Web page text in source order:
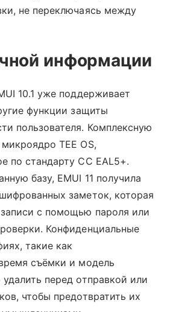
не переключаясь между
информации
10.1 уже поддерживает
функции защиты
пользователя. Комплексную
TEE OS,
по стандарту CC EAL5+.
базу, EMUI 11 получила
заметок, которая
с помощью пароля или
Конфиденциальные
такие как
съёмки и модель
перед отправкой или
чтобы предотвратить их